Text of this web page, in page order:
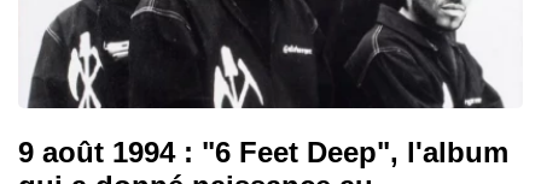
9 août 1994 : "6 Feet Deep", l'album